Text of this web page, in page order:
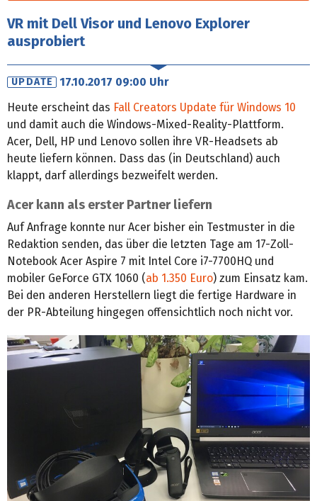
VR mit Dell Visor und Lenovo Explorer
ausprobiert
UPDATE
17.10.2017 09:00 Uhr
Heute erscheint das Fall Creators Update für Windows 10
und damit auch die Windows-Mixed-Reality-Plattform.
Acer, Dell, HP und Lenovo sollen ihre VR-Headsets ab
heute liefern können. Dass das (in Deutschland) auch
klappt, darf allerdings bezweifelt werden.
Acer kann als erster Partner liefern
Auf Anfrage konnte nur Acer bisher ein Testmuster in die
Redaktion senden, das über die letzten Tage am 17-Zoll-
Notebook Acer Aspire 7 mit Intel Core i7-7700HQ und
mobiler GeForce GTX 1060 (ab 1.350 Euro) zum Einsatz kam.
Bei den anderen Herstellern liegt die fertige Hardware in
der PR-Abteilung hingegen offensichtlich noch nicht vor.